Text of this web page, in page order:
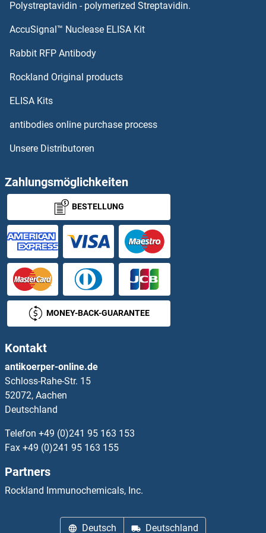
PRM1 ELISA Kits
PRLHR ELISA Kits
PROK2 ELISA Kits
Prokineticin 1 ELISA Kits
Prokineticin Receptor 1 ELISA Kits
Prokineticin Receptor 2 ELISA Kits
PROL1 ELISA Kits
Prolactin ELISA Kits
Prolactin Receptor ELISA Kits
Proliferating Cell Nuclear Antigen ELISA Kits
Proprotein Convertase Subtilisin/kexin Type 9 ELISA Kits
Prosaposin ELISA Kits
PROSER1 ELISA Kits
Prostacyclin Receptor ELISA Kits
Prostaglandin D2 Synthase 21kDa (Brain) ELISA Kits
Prostaglandin E Synthase ELISA Kits
Polystreptavidin - polymerized Streptavidin.
AccuSignal™ Nuclease ELISA Kit
Rabbit RFP Antibody
Rockland Original products
ELISA Kits
antibodies online purchase process
Unsere Distributoren
Zahlungsmöglichkeiten
BESTELLUNG
MONEY-BACK-GUARANTEE
Kontakt
antikoerper-online.de
Schloss-Rahe-Str. 15
52072, Aachen
Deutschland
Telefon +49 (0)241 95 163 153
Fax +49 (0)241 95 163 155
Partners
Rockland Immunochemicals, Inc.
Deutsch Deutschland